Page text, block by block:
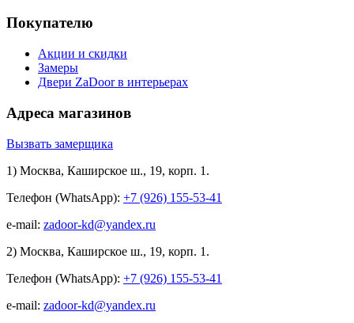
Покупателю
Акции и скидки
Замеры
Двери ZaDoor в интерьерах
Адреса магазинов
Вызвать замерщика
1) Москва, Каширское ш., 19, корп. 1.
Телефон (WhatsApp): +7 (926) 155-53-41
e-mail: zadoor-kd@yandex.ru
2) Москва, Каширское ш., 19, корп. 1.
Телефон (WhatsApp): +7 (926) 155-53-41
e-mail: zadoor-kd@yandex.ru